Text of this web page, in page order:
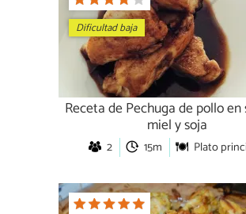
Dificultad baja
Receta de Pechuga de pollo en
miel y soja
2 15m Plato